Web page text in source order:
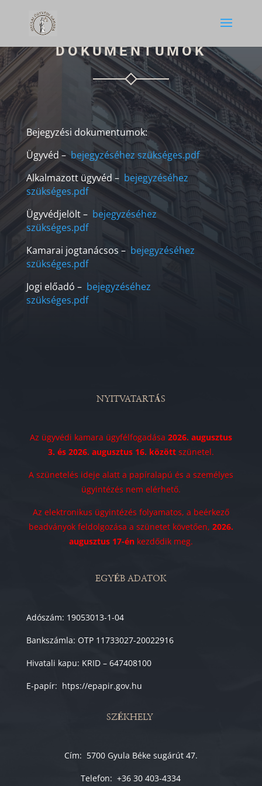
DOKUMENTUMOK
Bejegyzési dokumentumok:
Ügyvéd –bejegyzéséhez szükséges.pdf
Alkalmazott ügyvéd – bejegyzéséhez
szükséges.pdf
Ügyvédjelölt – bejegyzéséhez
szükséges.pdf
Kamarai jogtanácsos – bejegyzéséhez
szükséges.pdf
Jogi előadó – bejegyzéséhez
szükséges.pdf
NYITVATARTÁS
Az ügyvédi kamara ügyfélfogadása 2026. augusztus
3. és 2026. augusztus 16. közöttszünetel.
A szünetelés ideje alatt a papíralapú és a személyes
ügyintézés nem elérhető.
Az elektronikus ügyintézés folyamatos, a beérkező
beadványok feldolgozása a szünetet követően, 2026.
augusztus 17-énkezdődik meg.
EGYÉB ADATOK
Adószám: 19053013-1-04
Bankszámla: OTP 11733027-20022916
Hivatali kapu: KRID – 647408100
E-papír: htps://epapir.gov.hu
SZÉKHELY
Cím: 5700 Gyula Béke sugárút 47.
Telefon: +36 30 403-4334